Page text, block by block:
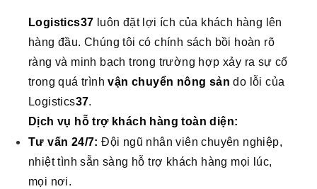
Logistics37 luôn đặt lợi ích của khách hàng lên
hàng đầu. Chúng tôi có chính sách bồi hoàn rõ
ràng và minh bạch trong trường hợp xảy ra sự cố
trong quá trìnhvận chuyển nông sản do lỗi của
Logistics37.
Dịch vụ hỗ trợ khách hàng toàn diện:
Tư vấn 24/7: Đội ngũ nhân viên chuyên nghiệp,
nhiệt tình sẵn sàng hỗ trợ khách hàng mọi lúc,
mọi nơi.